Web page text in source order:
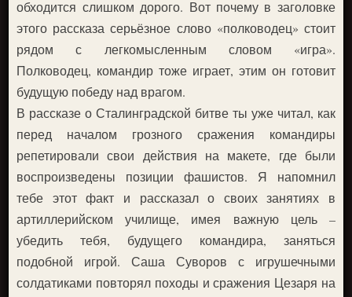
обходится слишком дорого. Вот почему в заголовке
этого рассказа серьёзное слово «полководец» стоит
рядом с легкомысленным словом «игра».
Полководец, командир тоже играет, этим он готовит
будущую победу над врагом.
В рассказе о Сталинградской битве ты уже читал, как
перед началом грозного сражения командиры
репетировали свои действия на макете, где были
воспроизведены позиции фашистов. Я напомнил
тебе этот факт и рассказал о своих занятиях в
артиллерийском училище, имея важную цель –
убедить тебя, будущего командира, заняться
подобной игрой. Саша Суворов с игрушечными
солдатиками повторял походы и сражения Цезаря на